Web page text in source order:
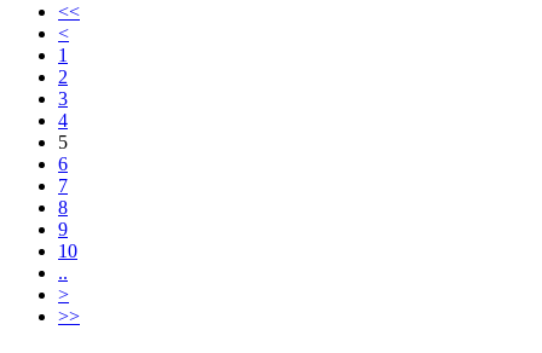
<<
<
1
2
3
4
5
6
7
8
9
10
..
>
>>